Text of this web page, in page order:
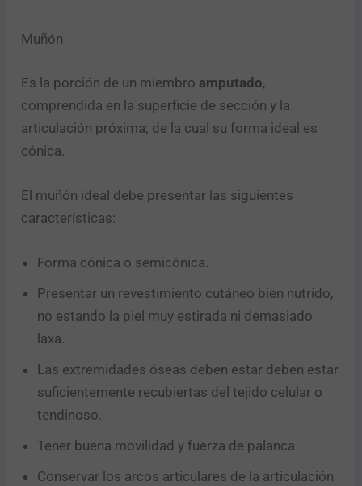
Muñón
Es la porción de un miembro amputado,
comprendida en la superficie de sección y la
articulación próxima; de la cual su forma ideal es
cónica.
El muñón ideal debe presentar las siguientes
características:
Forma cónica o semicónica.
Presentar un revestimiento cutáneo bien nutrido,
no estando la piel muy estirada ni demasiado
laxa.
Las extremidades óseas deben estar deben estar
suficientemente recubiertas del tejido celular o
tendinoso.
Tener buena movilidad y fuerza de palanca.
Conservar los arcos articulares de la articulación
C
r
o
Enviar